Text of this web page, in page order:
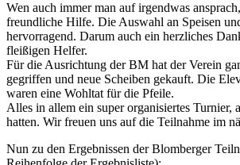
Wen auch immer man auf irgendwas
freundliche Hilfe. Die Auswahl an Speisen
hervorragend. Darum auch ein herzliches
fleißigen Helfer.
Für die Ausrichtung der BM hat der Verein
gegriffen und neue Scheiben gekauft. Die
waren eine Wohltat für die Pfeile.
Alles in allem ein super organisiertes Turnier,
hatten. Wir freuen uns auf die Teilnahme im
Nun zu den Ergebnissen der Blomberger